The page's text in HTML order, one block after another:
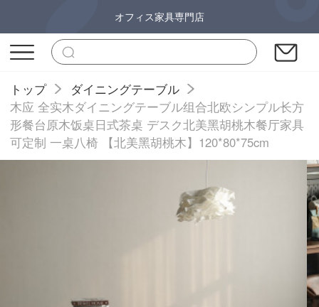
オフィス家具専門店
トップ
ダイニングテーブル
木应 全实木ダイニングテーブル组合北欧シンプル长方
形餐台原木饭桌日式茶桌 デスク北美黑胡桃木餐厅家具
可定制 一桌八椅 【北美黑胡桃木】120*80*75cm